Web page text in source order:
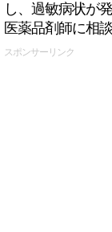
し、過敏病状が
医薬品剤師に相
スポンサーリンク